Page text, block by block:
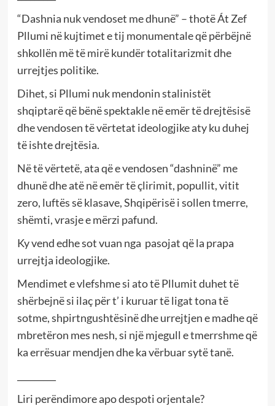
“Dashnia nuk vendoset me dhunë” – thotë Át Zef
Pllumi në kujtimet e tij monumentale që përbëjnë
shkollën më të mirë kundër totalitarizmit dhe
urrejtjes politike.
Dihet, si Pllumi nuk mendonin stalinistët
shqiptarë që bënë spektakle në emër të drejtësisë
dhe vendosen të vërtetat ideologjike aty ku duhej
të ishte drejtësia.
Në të vërtetë, ata që e vendosen “dashninë” me
dhunë dhe atë në emër të çlirimit, popullit, vitit
zero, luftës së klasave, Shqipërisë i sollen tmerre,
shëmti, vrasje e mërzi pafund.
Ky vend edhe sot vuan nga pasojat që la prapa
urrejtja ideologjike.
Mendimet e vlefshme si ato të Pllumit duhet të
shërbejnë si ilaç për t’ i kuruar të ligat tona të
sotme, shpirtngushtësinë dhe urrejtjen e madhe që
mbretëron mes nesh, si një mjegull e tmerrshme që
ka errësuar mendjen dhe ka vërbuar sytë tanë.
Liri perëndimore apo despoti orjentale?